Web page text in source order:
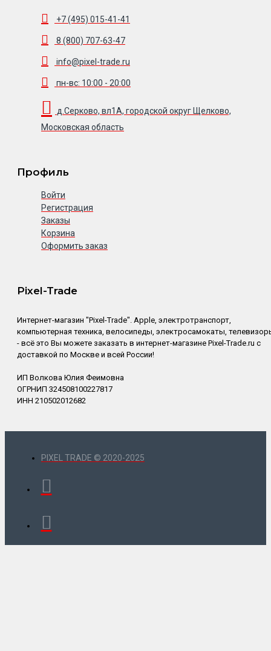
+7 (495) 015-41-41
8 (800) 707-63-47
info@pixel-trade.ru
пн-вс: 10:00 - 20:00
д.Серково, вл1А, городской округ Щелково,
Московская область
Профиль
Войти
Регистрация
Заказы
Корзина
Оформить заказ
Pixel-Trade
Интернет-магазин "Pixel-Trade". Apple, электротранспорт,
компьютерная техника, велосипеды, электросамокаты,
- всё это Вы можете заказать в интернет-магазине Pixel-Trade.ru с
доставкой по Москве и всей России!
ИП Волкова Юлия Феимовна
ОГРНИП 324508100227817
ИНН 210502012682
PIXEL TRADE © 2020-2025